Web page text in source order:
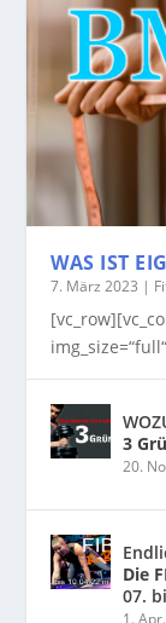
WAS IST
7. März 2023 |
3
20.
Die
07.
1.